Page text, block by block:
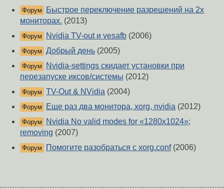
Форум
Быстрое переключение разрешений на 2х
мониторах. (2013)
Форум Nvidia TV-out и vesafb (2006)
Форум Добрый день (2005)
Форум
Nvidia-settings скидает установки при
перезапуске иксов/системы (2012)
Форум TV-Out & NVidia (2004)
Форум Еще раз два монитора, xorg, nvidia (2012)
Форум
Nvidia No valid modes for «1280x1024»;
removing (2007)
Форум Помогите разобраться с xorg.conf(2006)